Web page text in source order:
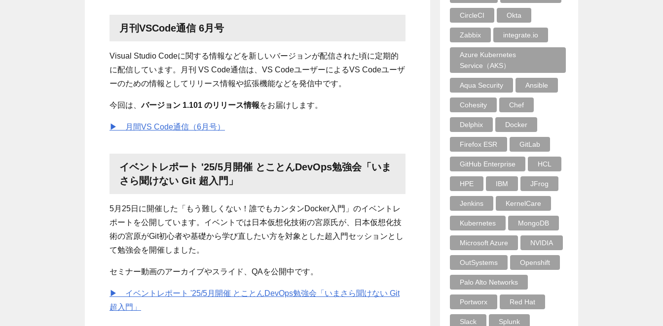
月刊VSCode通信 6月号
Visual Studio Codeに関する情報などを新しいバージョンが配信された頃に定期的
に配信しています。月刊 VS Code通信は、 VS CodeユーザーによるVS Codeユーザ
ーのための情報としてリリース情報や拡張機能などを発信中です。
今回は、バージョン 1.101 のリリース情報をお届けします。
▶ 月間VS Code通信（6月号）
イベントレポート '25/5月開催 とことんDevOps勉強会「いま
さら聞けない Git 超入門」
5月25日に開催した 「もう難しくない！誰でもカンタンDocker入門」 のイベントレ
ポートを公開しています。 イベントでは日本仮想化技術の宮原氏が、日本仮想化技
術の宮原がGit初心者や基礎から学び直したい方を対象とした超入門セッションとし
て勉強会を開催しました。
セミナー動画のアーカイブやスライド、 QAを公開中です。
▶ イベントレポート '25/5月開催 とことんDevOps勉強会「いまさら聞けない Git
超入門」
CircleCI Okta
Zabbix integrate.io
Azure Kubernetes
Service（AKS）
Aqua Security Ansible
Cohesity Chef
Delphix Docker
Firefox ESR GitLab
GitHub Enterprise HCL
HPE IBM JFrog
Jenkins KernelCare
Kubernetes MongoDB
Microsoft Azure NVIDIA
OutSystems Openshift
Palo Alto Networks
Portworx Red Hat
Slack Splunk